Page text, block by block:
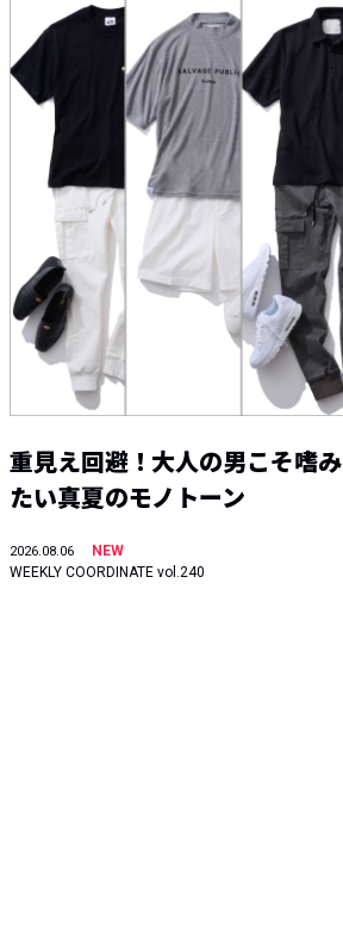
重見え回避！大人の男こそ嗜み
たい真夏のモノトーン
2026.08.06
NEW
WEEKLY COORDINATE vol.240